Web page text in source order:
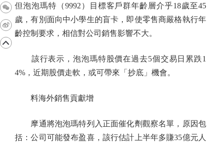
但泡泡瑪特（9992）目標客戶群年齡層介乎18歲至45
歲，有別面向中小學生的盲卡，即使零售商嚴格執行年
齡控制要求，相信對公司銷售影響不大。
該行表示，泡泡瑪特股價在過去5個交易日累跌1
4%，近期股價走軟，或可帶來「抄底」機會。
料海外銷售貢獻增
摩通將泡泡瑪特列入正面催化劑觀察名單，原因包
括：公司可能發布盈喜，該行估計上半年多賺35億元人